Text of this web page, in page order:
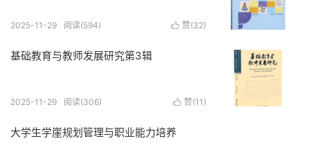
 赞(32)
2025-11-29 阅读(594)
基础教育与教师发展研究第3辑
 赞(11 )
2025-11-29 阅读(306)
大学生学崖规划管理与职业能力培养